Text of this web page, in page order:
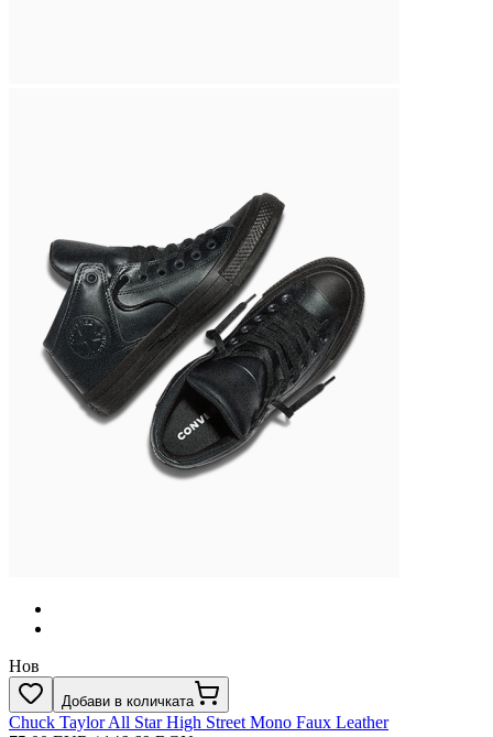
Нов
Добави в количката
Chuck Taylor All Star High Street Mono Faux Leather